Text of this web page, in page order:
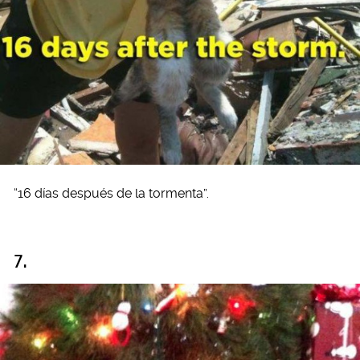
“16 días después de la tormenta”.
7.